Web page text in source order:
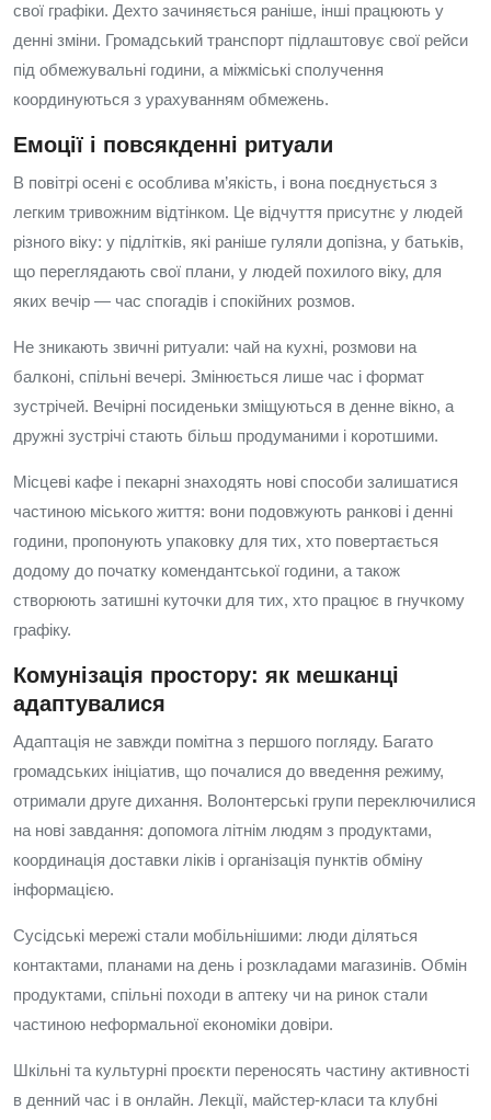
свої графіки. Дехто зачиняється раніше, інші працюють у
денні зміни. Громадський транспорт підлаштовує свої рейси
під обмежувальні години, а міжміські сполучення
координуються з урахуванням обмежень.
Емоції і повсякденні ритуали
В повітрі осені є особлива м’якість, і вона поєднується з
легким тривожним відтінком. Це відчуття присутнє у людей
різного віку: у підлітків, які раніше гуляли допізна, у батьків,
що переглядають свої плани, у людей похилого віку, для
яких вечір — час спогадів і спокійних розмов.
Не зникають звичні ритуали: чай на кухні, розмови на
балконі, спільні вечері. Змінюється лише час і формат
зустрічей. Вечірні посиденьки зміщуються в денне вікно, а
дружні зустрічі стають більш продуманими і коротшими.
Місцеві кафе і пекарні знаходять нові способи залишатися
частиною міського життя: вони подовжують ранкові і денні
години, пропонують упаковку для тих, хто повертається
додому до початку комендантської години, а також
створюють затишні куточки для тих, хто працює в гнучкому
графіку.
Комунізація простору: як мешканці
адаптувалися
Адаптація не завжди помітна з першого погляду. Багато
громадських ініціатив, що почалися до введення режиму,
отримали друге дихання. Волонтерські групи переключилися
на нові завдання: допомога літнім людям з продуктами,
координація доставки ліків і організація пунктів обміну
інформацією.
Сусідські мережі стали мобільнішими: люди діляться
контактами, планами на день і розкладами магазинів. Обмін
продуктами, спільні походи в аптеку чи на ринок стали
частиною неформальної економіки довіри.
Шкільні та культурні проєкти переносять частину активності
в денний час і в онлайн. Лекції, майстер-класи та клубні